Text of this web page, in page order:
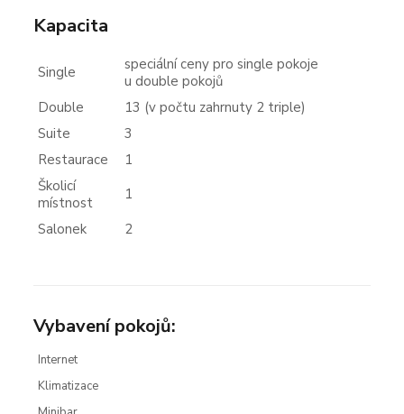
Kapacita
Single
speciální ceny pro single pokoje
u double pokojů
Double
13 (v počtu zahrnuty 2 triple)
Suite
3
Restaurace
1
Školicí
místnost
1
Salonek
2
Vybavení pokojů:
Internet
Klimatizace